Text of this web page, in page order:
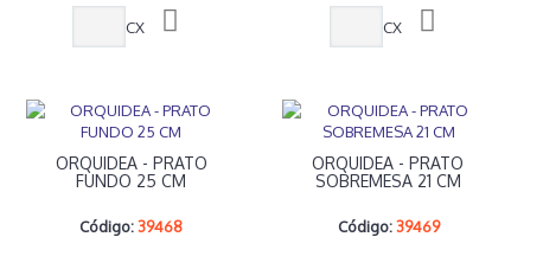
CX CX
ORQUIDEA - PRATO
FUNDO 25 CM
Código: 39468
ORQUIDEA - PRATO
SOBREMESA 21 CM
Código: 39469